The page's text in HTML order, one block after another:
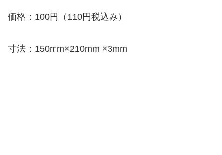
価格：100円（110円税込み）
寸法：150mm×210mm ×3mm